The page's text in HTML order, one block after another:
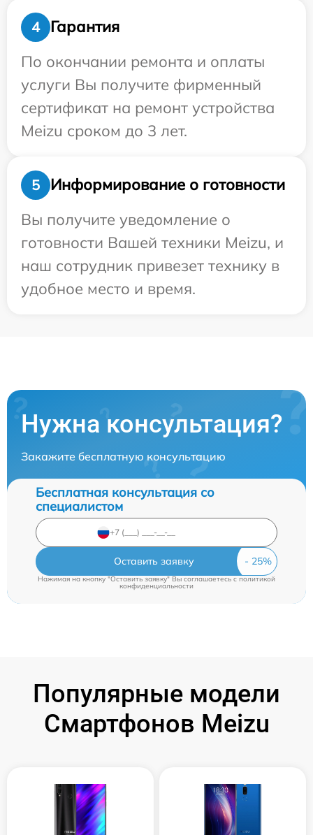
4
Гарантия
По окончании ремонта и оплаты
услуги Вы получите фирменный
сертификат на ремонт устройства
Meizu сроком до 3 лет.
5
Информирование о готовности
Вы получите уведомление о
готовности Вашей техники Meizu, и
наш сотрудник привезет технику в
удобное место и время.
Нужна консультация?
Закажите бесплатную консультацию
Бесплатная консультация со
специалистом
Оставить заявку
Нажимая на кнопку "Оставить заявку" Вы соглашаетесь cполитикой
конфиденциальности
Популярные модели
Смартфонов Meizu